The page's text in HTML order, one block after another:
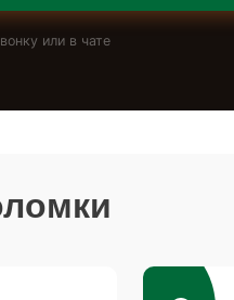
или в чате